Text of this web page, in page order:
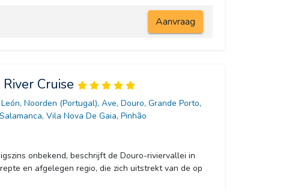
Aanvraag
Cruise
Noorden (Portugal), Ave, Douro, Grande Porto,
Vila Nova De Gaia, Pinhão
onbekend, beschrijft de Douro-riviervallei in
en afgelegen regio, die zich uitstrekt van de op